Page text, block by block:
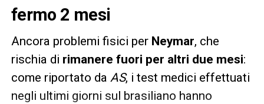
fermo 2 mesi
Ancora problemi fisici per Neymar, che
rischia di rimanere fuori per altri due mesi:
come riportato da AS, i test medici effettuati
negli ultimi giorni sul brasiliano hanno